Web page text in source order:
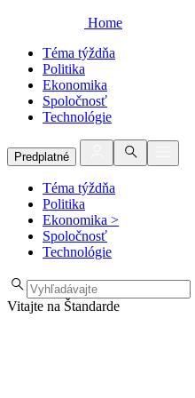
Home
Téma týždňa
Politika
Ekonomika
Spoločnosť
Technológie
Predplatné
Téma týždňa
Politika
Ekonomika >
Spoločnosť
Technológie
Vitajte na Štandarde